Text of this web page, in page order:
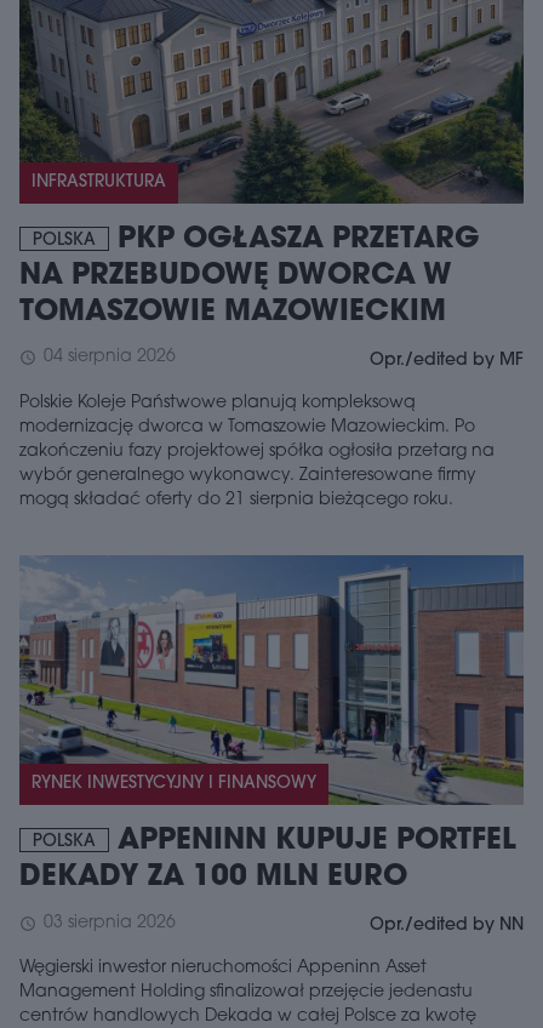
INFRASTRUKTURA
POLSKA
PKP OGŁASZA PRZETARG
NA PRZEBUDOWĘ DWORCA W
TOMASZOWIE MAZOWIECKIM
schedule 04 sierpnia 2026 Opr./edited by MF
Polskie Koleje Państwowe planują kompleksową
modernizację dworca w Tomaszowie Mazowieckim. Po
zakończeniu fazy projektowej spółka ogłosiła przetarg na
wybór generalnego wykonawcy. Zainteresowane firmy
mogą składać oferty do 21 sierpnia bieżącego roku.
RYNEK INWESTYCYJNY I FINANSOWY
POLSKA
APPENINN KUPUJE PORTFEL
DEKADY ZA 100 MLN EURO
schedule 03 sierpnia 2026 Opr./edited by NN
Węgierski inwestor nieruchomości Appeninn Asset
Management Holding sfinalizował przejęcie jedenastu
centrów handlowych Dekada w całej Polsce za kwotę